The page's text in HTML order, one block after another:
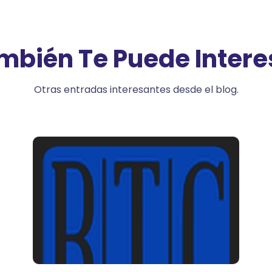
Te Puede
Otras entradas interesantes desde el blog.